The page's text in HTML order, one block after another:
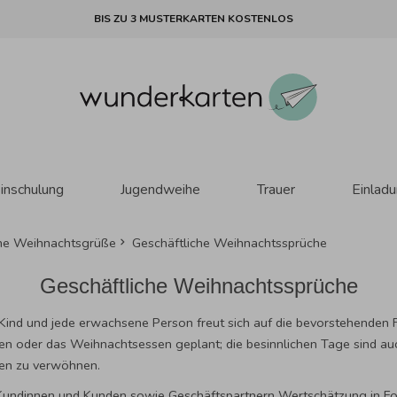
BIS ZU 3 MUSTERKARTEN KOSTENLOS
Jugendweihe Trauer
Weihnachtsgrüße Geschäftliche Weihnachtssprüche
Geschäftliche Weihnachtssprüche
und jede erwachsene Person freut sich auf die bevorstehenden
oder das Weihnachtsessen geplant; die besinnlichen Tage sind
zu verwöhnen.